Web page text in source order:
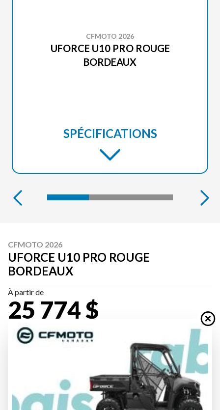
CFMOTO 2026
UFORCE U10 PRO ROUGE
BORDEAUX
SPÉCIFICATIONS
CFMOTO 2026
UFORCE U10 PRO ROUGE
BORDEAUX
À partir de
25 774 $
Tous frais inclus
CALCULATRICE DE PAIEMENT